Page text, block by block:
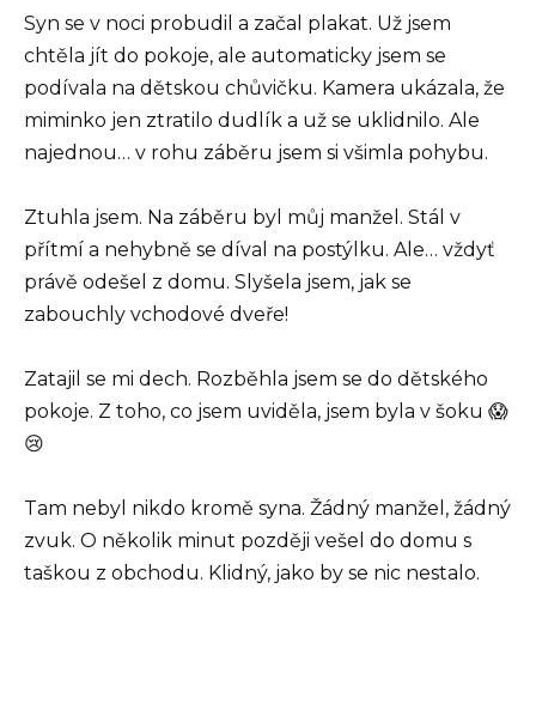
Syn se v noci probudil a začal plakat. Už jsem
chtěla jít do pokoje, ale automaticky jsem se
podívala na dětskou chůvičku. Kamera ukázala, že
miminko jen ztratilo dudlík a už se uklidnilo. Ale
najednou… v rohu záběru jsem si všimla pohybu.
Ztuhla jsem. Na záběru byl můj manžel. Stál v
přítmí a nehybně se díval na postýlku. Ale… vždyť
právě odešel z domu. Slyšela jsem, jak se
zabouchly vchodové dveře!
Zatajil se mi dech. Rozběhla jsem se do dětského
pokoje. Z toho, co jsem uviděla, jsem byla v šoku 😱
😢
Tam nebyl nikdo kromě syna. Žádný manžel, žádný
zvuk. O několik minut později vešel do domu s
taškou z obchodu. Klidný, jako by se nic nestalo.